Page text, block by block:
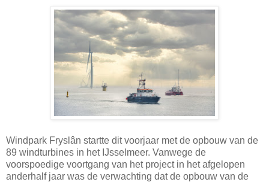
Windpark Fryslân startte dit voorjaar met de opbouw van de
89 windturbines in het IJsselmeer. Vanwege de
voorspoedige voortgang van het project in het afgelopen
anderhalf jaar was de verwachting dat de opbouw van de